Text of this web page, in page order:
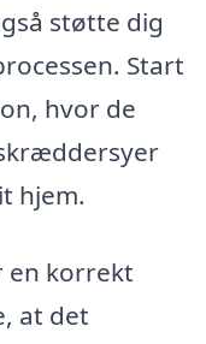
støtte dig
Start
hvor de
hjem.
korrekt
at det